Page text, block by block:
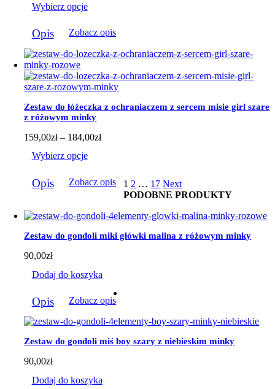
do
Wybierz opcje
produkt
ma
wiele
wariantów.
Opcje
można
wybrać
na
stronie
produktu
Opis Zobacz opis
Zestaw do łóżeczka z ochraniaczem z sercem misie girl szare
z różowym minky
159,00zł – 184,00złZakres
do
184,00zł
Wybierz opcje
produkt
wariantów.
można
wybrać
na
stronie
Opis Zobacz opis 1 2 … 17 Next
PODOBNE PRODUKTY
Zestaw do gondoli miki główki malina z różowym minky
90,00zł
Dodaj do koszyka
Opis Zobacz opis
Zestaw do gondoli miś boy szary z niebieskim minky
90,00zł
Dodaj do koszyka